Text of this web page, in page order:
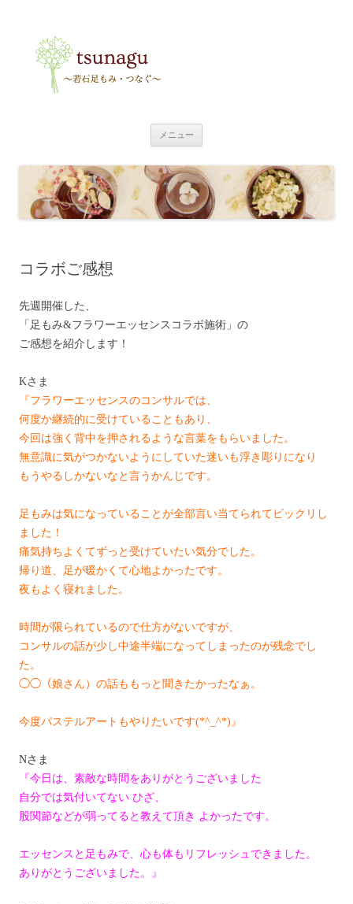
メニュー
ツ
へ
ス
キ
ッ
コラボご感想
先週開催した、
「足もみ&フラワーエッセンスコラボ施術」の
ご感想を紹介します！
Kさま
『フラワーエッセンスのコンサルでは、
何度か継続的に受けていることもあり、
今回は強く背中を押されるような言葉をもらいました。
無意識に気がつかないようにしていた迷いも浮き彫りになり
もうやるしかないなと言うかんじです。
足もみは気になっていることが全部言い当てられてビックリし
まし た！
痛気持ちよくてずっと受けていたい気分でした。
帰り道、足が暖かくて心地よかったです。
夜もよく寝れました。
時間が限られているので仕方がないですが、
コンサルの話が少し中途半端になってしまったのが残念でし
た。
◯◯（娘さん）の話ももっと聞きたかったなぁ。
今度パステルアートもやりたいです(*^_^*)』
Nさま
『今日は、素敵な時間をありがとうございました
自分では気付いてない ひざ、
股関節などが弱ってると教えて頂き よかったです。
エッセンスと足もみで、心も体もリフレッシュできました。
ありがとうございました。』